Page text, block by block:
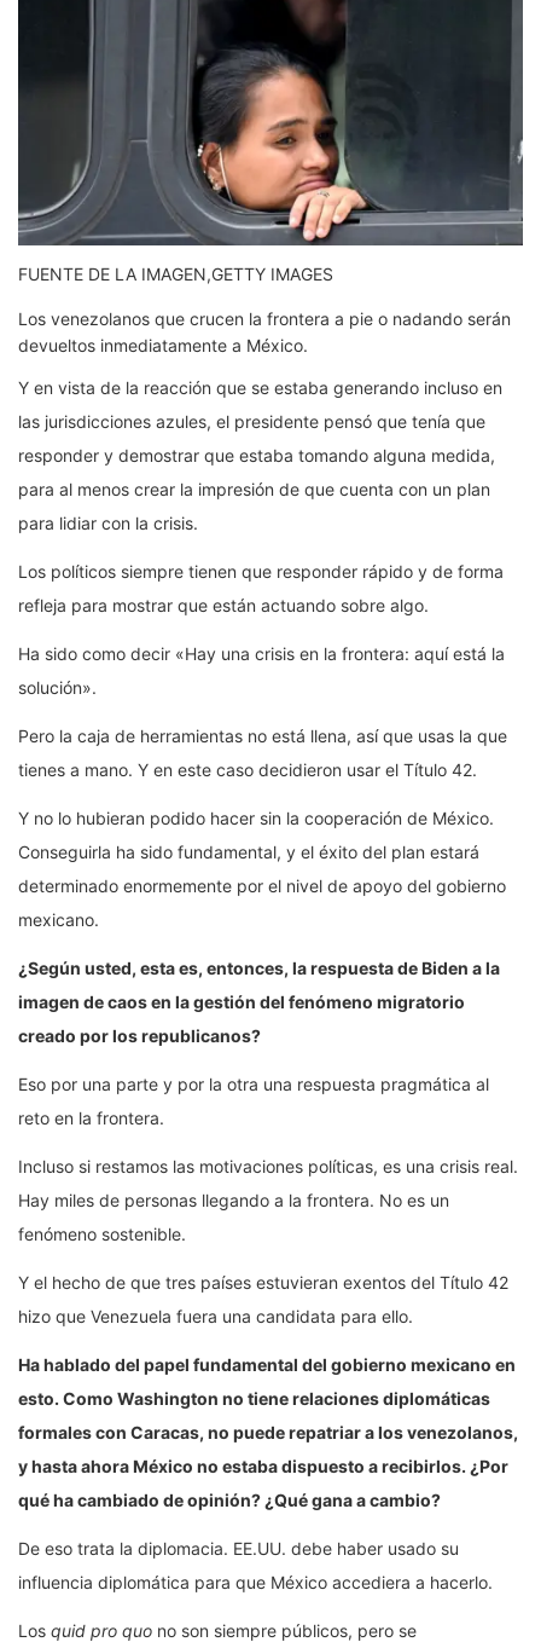
FUENTE DE LA IMAGEN,GETTY IMAGES
Los venezolanos que crucen la frontera a pie o nadando serán
devueltos inmediatamente a México.
Y en vista de la reacción que se estaba generando incluso en
las jurisdicciones azules, el presidente pensó que tenía que
responder y demostrar que estaba tomando alguna medida,
para al menos crear la impresión de que cuenta con un plan
para lidiar con la crisis.
Los políticos siempre tienen que responder rápido y de forma
refleja para mostrar que están actuando sobre algo.
Ha sido como decir «Hay una crisis en la frontera: aquí está la
solución».
Pero la caja de herramientas no está llena, así que usas la que
tienes a mano. Y en este caso decidieron usar el Título 42.
Y no lo hubieran podido hacer sin la cooperación de México.
Conseguirla ha sido fundamental, y el éxito del plan estará
determinado enormemente por el nivel de apoyo del gobierno
mexicano.
¿Según usted, esta es, entonces, la respuesta de Biden a la
imagen de caos en la gestión del fenómeno migratorio
creado por los republicanos?
Eso por una parte y por la otra una respuesta pragmática al
reto en la frontera.
Incluso si restamos las motivaciones políticas, es una crisis real.
Hay miles de personas llegando a la frontera. No es un
fenómeno sostenible.
Y el hecho de que tres países estuvieran exentos del Título 42
hizo que Venezuela fuera una candidata para ello.
Ha hablado del papel fundamental del gobierno mexicano en
esto. Como Washington no tiene relaciones diplomáticas
formales con Caracas, no puede repatriar a los venezolanos,
y hasta ahora México no estaba dispuesto a recibirlos. ¿Por
qué ha cambiado de opinión? ¿Qué gana a cambio?
De eso trata la diplomacia. EE.UU. debe haber usado su
influencia diplomática para que México accediera a hacerlo.
Los quid pro quo no son siempre públicos, pero se